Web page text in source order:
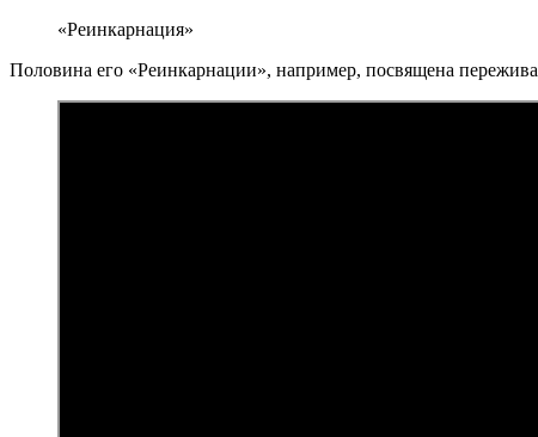
«Реинкарнация»
Половина его «Реинкарнации», например, посвящена